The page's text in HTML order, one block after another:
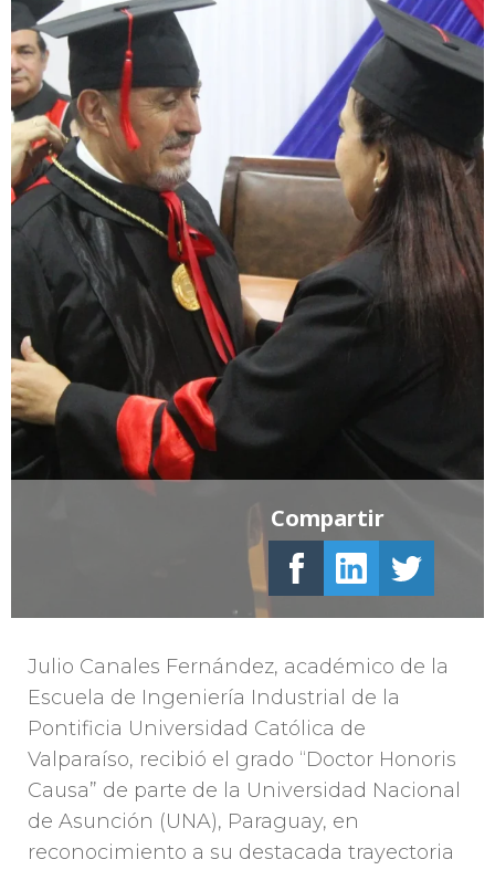
Julio Canales Fernández, académico de la
Escuela de Ingeniería Industrial de la
Pontificia Universidad Católica de
Valparaíso, recibió el grado “Doctor Honoris
Causa” de parte de la Universidad Nacional
de Asunción (UNA), Paraguay, en
reconocimiento a su destacada trayectoria
Compartir